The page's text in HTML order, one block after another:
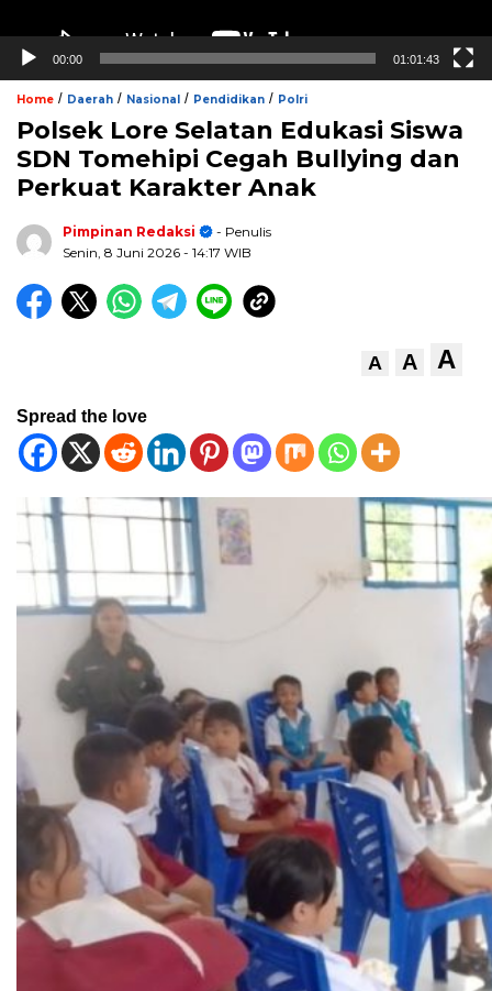
00:00 01:01:43
Home / Daerah / Nasional / Pendidikan / Polri
Polsek Lore Selatan Edukasi Siswa
SDN Tomehipi Cegah Bullying dan
Perkuat Karakter Anak
Pimpinan Redaksi
- Penulis
Senin, 8 Juni 2026 - 14:17 WIB
A A A
Spread the love